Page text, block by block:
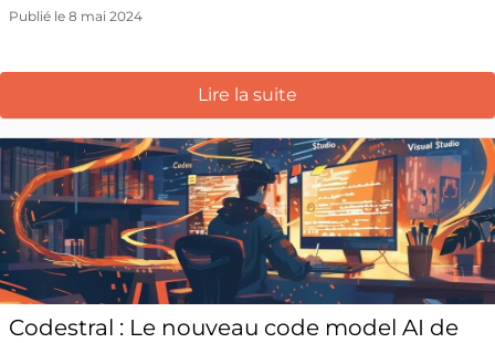
Publié le 8 mai 2024
Lire la suite
Codestral : Le nouveau code model AI de